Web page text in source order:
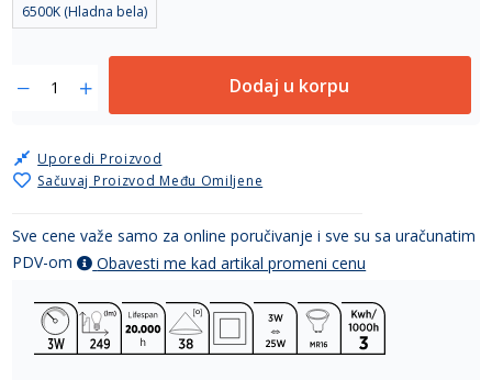
6500K (Hladna bela)
Dodaj u korpu
Sačuvaj Proizvod Među Omiljene
Uporedi Proizvod
Sve cene važe samo za online poručivanje i sve su sa uračunatim
PDV-om
Obavesti me kad artikal promeni cenu